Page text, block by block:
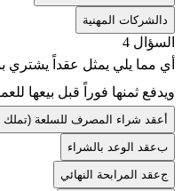
الشركات المهنية
السؤال 4
أي مما يلي يمثل عقداً يشتري
ويدفع ثمنها فوراً قبل بيعها
عقد شراء المصرف للسلعة (تملك
بعقد الوعد بالشراء
جعقد المرابحة النهائي